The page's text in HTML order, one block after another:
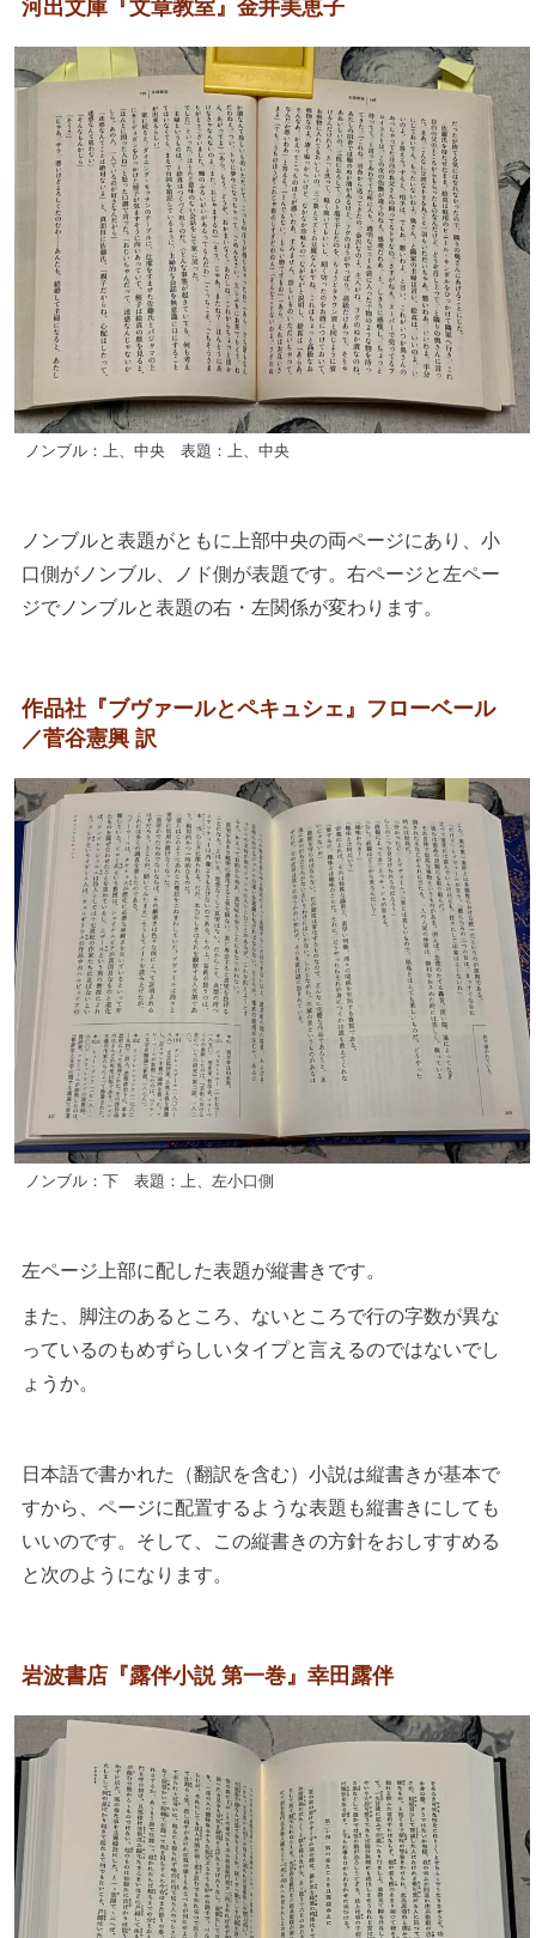
河出文庫『文章教室』金井美恵子
ノンブル：上、中央 表題：上、中央
ノンブルと表題がともに上部中央の両ページにあり、小
口側がノンブル、ノド側が表題です。右ページと左ペー
ジでノンブルと表題の右・左関係が変わります。
作品社『ブヴァールとペキュシェ』フローベール
／菅谷憲興 訳
ノンブル：下 表題：上、左小口側
左ページ上部に配した表題が縦書きです。
また、脚注のあるところ、ないところで行の字数が異な
っているのもめずらしいタイプと言えるのではないでし
ょうか。
日本語で書かれた（翻訳を含む）小説は縦書きが基本で
すから、ページに配置するような表題も縦書きにしても
いいのです。そして、この縦書きの方針をおしすすめる
と次のようになります。
岩波書店『露伴小説 第一巻』幸田露伴